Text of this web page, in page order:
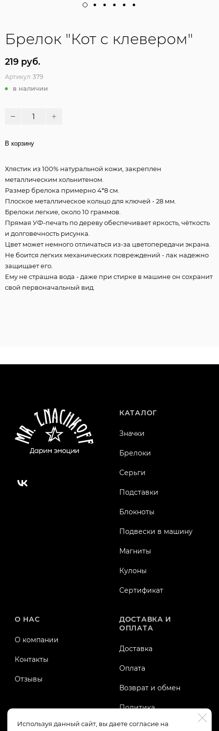
Используя данный сайт, вы даете согласие на
Брелок "Кот с клевером"
219 руб.
Артикул 379
в наличии
В корзину
Хлястик из 100% натуральной кожи, закреплен
металлическим хольнитеном.
Размер брелока примерно 4*8 см.
Плоское металлическое кольцо для ключей - 28 мм.
Брелоки легкие, около 10 граммов.
Прямая УФ-печать по дереву обеспечивает яркость, чёткость
и долговечность рисунка.
Цвет может немного отличаться из-за цветопередачи экрана.
Не боится легких механических повреждений - лак надежно
защищает его.
Ему не страшна вода - даже при стирке в машине он сохранит
свой первоначальный вид.
КАТАЛОГ
Значки
Брелоки
Серьги
Подставки
Блокноты
Подвески в машину
Магниты
Кулоны
Сертификат
О НАС
О компании
Контакты
Отзывы
ДОСТАВКА И
ОПЛАТА
Доставка
Оплата
Возврат и обмен
Политика
конфиденциальности